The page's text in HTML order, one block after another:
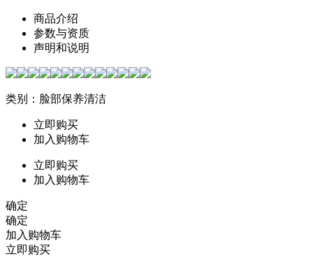
商品介绍
参数与资质
声明和说明
类别：脸部保养清洁
立即购买
加入购物车
立即购买
加入购物车
确定
确定
加入购物车
立即购买